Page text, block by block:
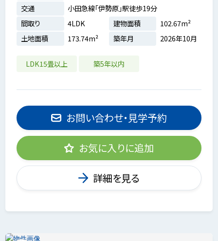
交通
小田急線「伊勢原」駅徒歩19分
間取り
4LDK 建物面積
102.67m²
土地面積
173.74m² 築年月 2026年10月
LDK15畳以上 築5年以内
お問い合わせ・見学予約
お気に入りに追加
詳細を見る